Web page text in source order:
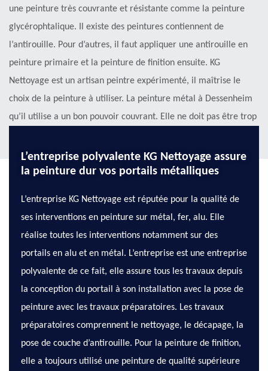
une peinture très couvrante et résistante comme la peinture
glycérophtalique. Il existe des peintures contiennent de
l’antirouille. Pour d’autres, il faut appliquer une antirouille en
peinture primaire et la peinture de finition ensuite. KG
Nettoyage est un artisan peintre expérimenté, il maîtrise le
choix de la peinture à utiliser. La peinture métal à Dessenheim
qu’il utilise a un bon pouvoir couvrant. Elle ne doit pas être trop
L’entreprise polyvalente KG Nettoyage assure
la peinture dur vos portails métalliques
L’entreprise KG Nettoyage est réputée pour la qualité de
ses interventions en peinture sur métal, fer, alu. Elle
réalise toutes les interventions notamment sur des
portails en alu et en métal. L’entreprise est une entreprise
polyvalente de ce fait, elle assure tous les travaux depuis
la conception du portail à son installation avec la pose de
peinture avec les travaux préparatoires. Les travaux
préparatoires comprennent le nettoyage, le décapage, la
pose de couche d’antirouille. Pour la peinture de finition,
elle a toujours utilisé une peinture de qualité supérieure